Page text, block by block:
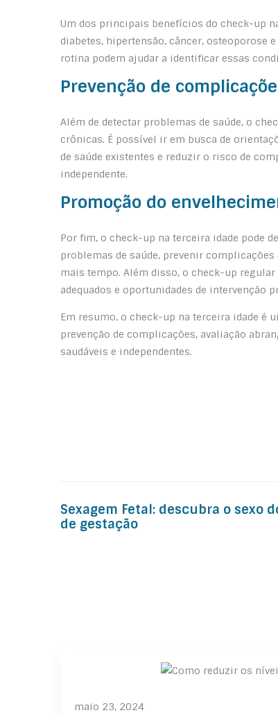
Um dos principais benefícios do check-up
diabetes, hipertensão, câncer, osteoporose
rotina podem ajudar a identificar essas
Prevenção de
Além de detectar problemas de saúde, o
crônicas. É possível ir em busca de
de saúde existentes e reduzir o risco de
independente.
Promoção do
Por fim, o check-up na terceira idade pode
problemas de saúde, prevenir
mais tempo. Além disso, o check-up
adequados e oportunidades de intervenção
Em resumo, o check-up na terceira idade é
prevenção de complicações, avaliação
saudáveis e independentes.
Post
navigation
Sexagem Fetal: descubra o sexo
de gestação
maio 23, 2024